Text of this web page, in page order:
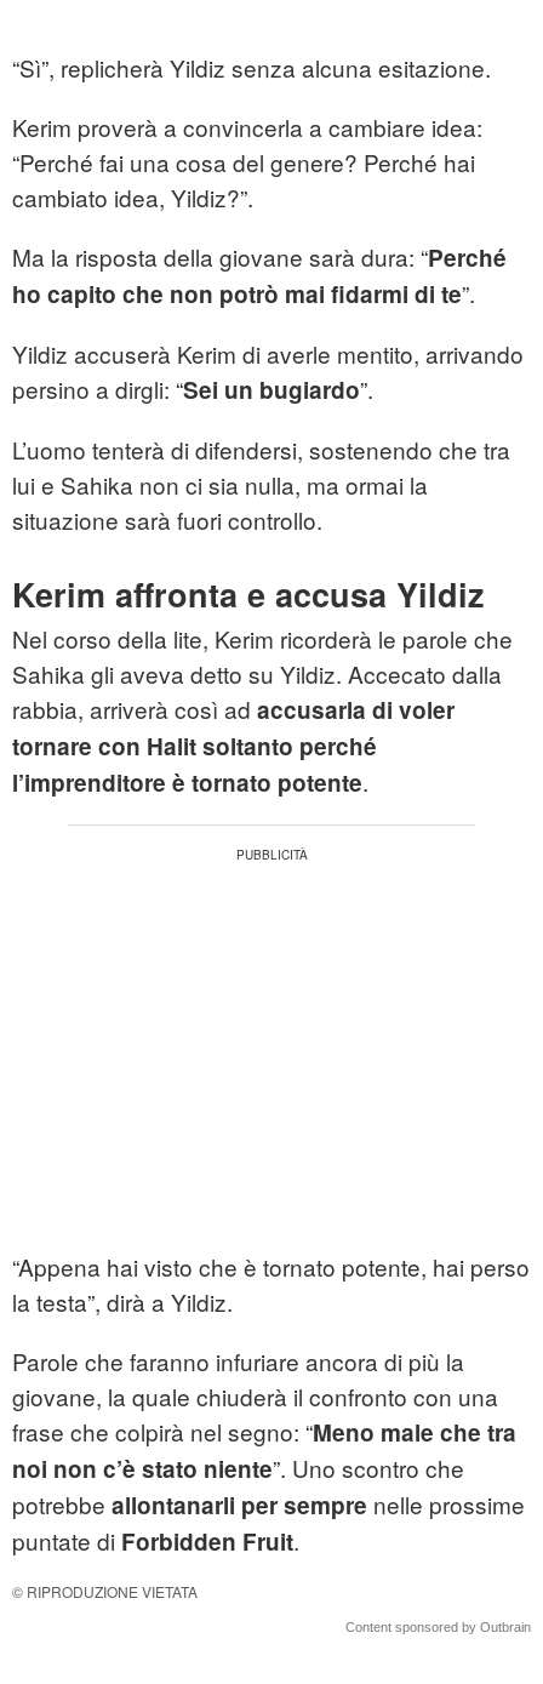
“Sì”, replicherà Yildiz senza alcuna esitazione.
Kerim proverà a convincerla a cambiare idea:
“Perché fai una cosa del genere? Perché hai
cambiato idea, Yildiz?”.
Ma la risposta della giovane sarà dura: “Perché
ho capito che non potrò mai fidarmi di te”.
Yildiz accuserà Kerim di averle mentito, arrivando
persino a dirgli: “Sei un bugiardo”.
L’uomo tenterà di difendersi, sostenendo che tra
lui e Sahika non ci sia nulla, ma ormai la
situazione sarà fuori controllo.
Kerim affronta e accusa Yildiz
Nel corso della lite, Kerim ricorderà le parole che
Sahika gli aveva detto su Yildiz. Accecato dalla
rabbia, arriverà così ad accusarla di voler
tornare con Halit soltanto perché
l’imprenditore è tornato potente.
“Appena hai visto che è tornato potente, hai perso
la testa”, dirà a Yildiz.
Parole che faranno infuriare ancora di più la
giovane, la quale chiuderà il confronto con una
frase che colpirà nel segno: “Meno male che tra
noi non c’è stato niente”. Uno scontro che
potrebbe allontanarli per sempre nelle prossime
puntate di Forbidden Fruit.
© RIPRODUZIONE VIETATA
Content sponsored by Outbrain